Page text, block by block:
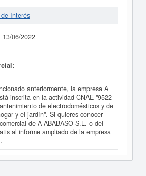
Interés
13/06/2022
anteriormente, la empresa A
inscrita en la actividad CNAE "9522
de electrodomésticos y de
y el jardín". Si quieres conocer
de A ABABASO S.L. o del
al informe ampliado de la empresa